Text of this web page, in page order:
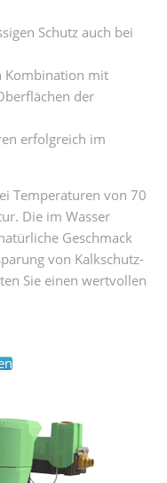
Schutz auch bei
Kombination mit
der
erfolgreich im
Tempera­turen von 70
Die im Wasser
Geschmack
von Kalkschutz­
Sie einen wert­vollen